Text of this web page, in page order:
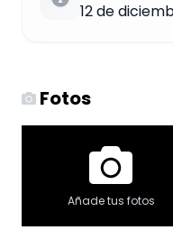
12 de
Fotos
Añade tus fotos